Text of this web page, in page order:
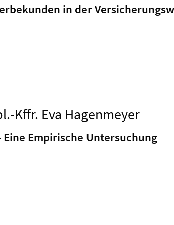
in der
Kffr. Eva Hagenmeyer
Empirische Untersuchung